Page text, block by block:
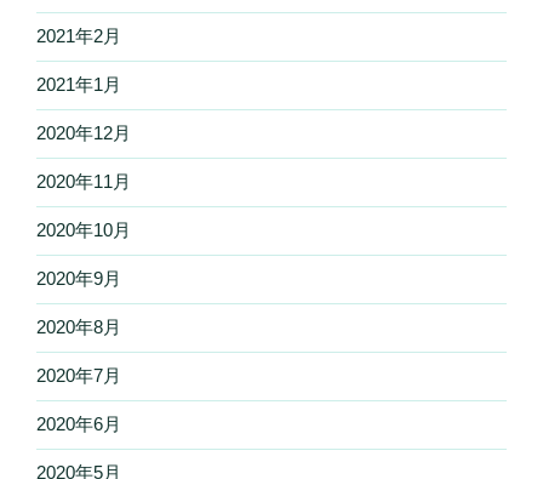
2021年2月
2021年1月
2020年12月
2020年11月
2020年10月
2020年9月
2020年8月
2020年7月
2020年6月
2020年5月